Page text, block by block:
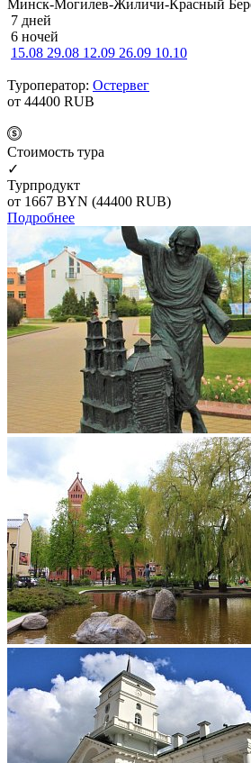
Минск-Могилев-Жиличи-Красный
7 дней
6 ночей
15.08 29.08 12.09 26.09 10.10
Туроператор: Остервег
от 44400 RUB
Cтоимость тура
✓
Турпродукт
от 1667 BYN (44400 RUB)
Подробнее